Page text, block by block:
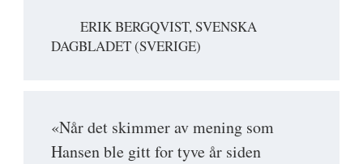
ERIK BERGQVIST, SVENSKA
DAGBLADET (SVERIGE)
«Når det skimmer av mening som
Hansen ble gitt for tyve år siden